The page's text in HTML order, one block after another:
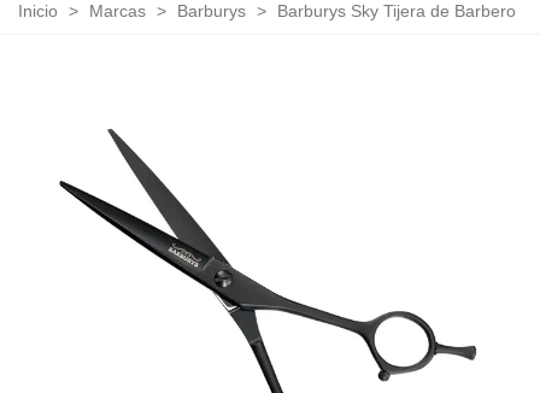
Inicio > Marcas > Barburys > Barburys Sky Tijera de Barbero